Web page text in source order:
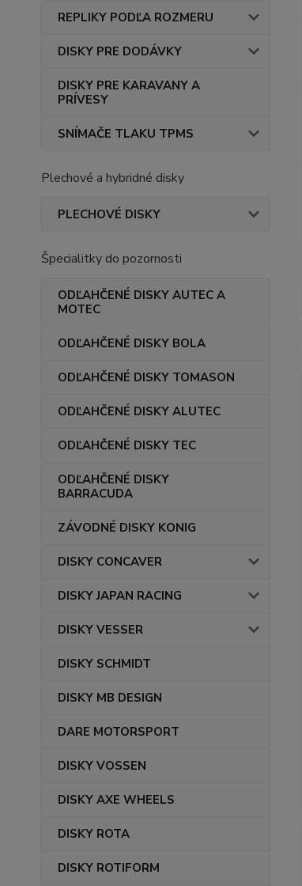
REPLIKY PODĽA ROZMERU
DISKY PRE DODÁVKY
DISKY PRE KARAVANY A
PRÍVESY
SNÍMAČE TLAKU TPMS
Plechové a hybridné disky
PLECHOVÉ DISKY
Špecialitky do pozornosti
ODĽAHČENÉ DISKY AUTEC A
MOTEC
ODĽAHČENÉ DISKY BOLA
ODĽAHČENÉ DISKY TOMASON
ODĽAHČENÉ DISKY ALUTEC
ODĽAHČENÉ DISKY TEC
ODĽAHČENÉ DISKY
BARRACUDA
ZÁVODNÉ DISKY KONIG
DISKY CONCAVER
DISKY JAPAN RACING
DISKY VESSER
DISKY SCHMIDT
DISKY MB DESIGN
DARE MOTORSPORT
DISKY VOSSEN
DISKY AXE WHEELS
DISKY ROTA
DISKY ROTIFORM